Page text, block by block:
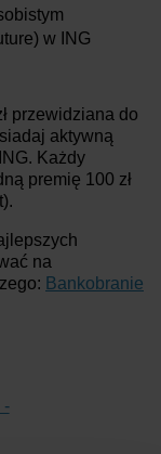
w ING
przewidziana do
aktywną
Każdy
premię 100 zł
na
Bankobranie
-